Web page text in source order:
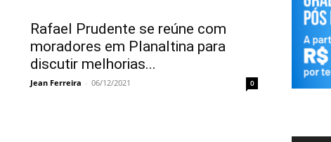
Rafael Prudente se reúne com
moradores em Planaltina para
discutir melhorias...
Jean Ferreira - 06/12/2021 0